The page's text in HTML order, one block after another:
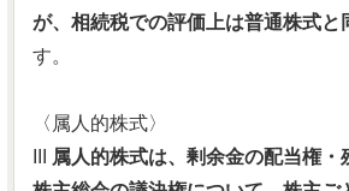
が、相続税での評価上は普通株式と
す。
〈属人的株式〉
属人的株式は、剰余金の配当権・